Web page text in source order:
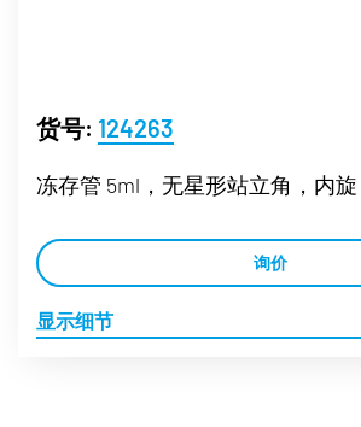
货号: 124263
冻存管 5ml，无星形站立角，内
询价
显示细节